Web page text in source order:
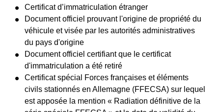
Certificat d’immatriculation étranger
Document officiel prouvant l'origine de propriété du
véhicule et visée par les autorités administratives
du pays d'origine
Document officiel certifiant que le certificat
d'immatriculation a été retiré
Certificat spécial Forces françaises et éléments
civils stationnés en Allemagne (FFECSA) sur lequel
est apposée la mention « Radiation définitive de la